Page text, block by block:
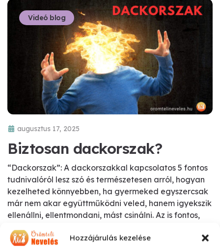
Hozzájárulás kezelése
Videó blog
augusztus 17, 2025
Biztosan dackorszak?
“Dackorszak”: A dackorszakkal kapcsolatos 5 fontos
tudnivalóról lesz szó és természetesen arról, hogyan
kezelheted könnyebben, ha gyermeked egyszercsak
már nem akar együttműködni veled, hanem igyekszik
ellenállni, ellentmondani, mást csinálni. Az is fontos,
kevésbé gyermeküknek ez az időszaka. Mielőtt